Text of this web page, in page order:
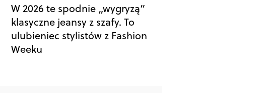
W 2026 te spodnie „wygryzą”
klasyczne jeansy z szafy. To
ulubieniec stylistów z Fashion
Weeku